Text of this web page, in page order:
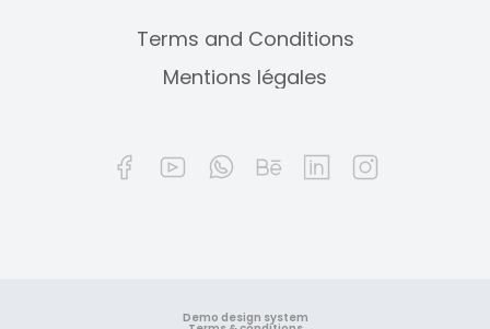
Terms and Conditions
Mentions légales
Demo design system